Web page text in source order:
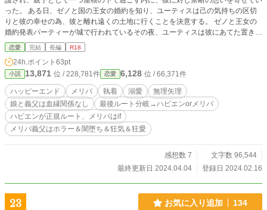
った。 ある日、ゼノと国の王女の婚約を知り、ユーティスは己の気持ちの区切
りと彼の幸せの為、彼と離れ遠くの土地に行くことを決意する。 ゼノと王女の
婚約発表パーティーが城で行われているその夜、ユーティスは彼にあてた置き手
紙を書き、黙って家を出ようとするが―― ――これは、禁断の愛を持ってしま
い苦悩する娘と、彼女に異様な執着を見せる義父、そして二人のその後の物語。
※義父と娘の血は一切繋がっていませんが、苦手な方はご注意下さいませ。 ※R
18シーンにはタイトルの後ろに『＊』を付けています。 ※最後のお話にルート
分岐があります。ハッピーエンドルートとメリーバッドエンドルート。メリバル
ートは一番最後に載せますので、不快に感じた方はすぐに回れ右をお願いしま
す。 ※他小説サイト様で短編で載せていたものを加筆修正し、まとめたものに
なります。
恋愛 完結 長編 R18
24h.ポイント 63pt
小説 13,871 位 / 228,781件 恋愛 6,128 位 / 66,371件
ハッピーエンド メリバ 執着 溺愛
無理矢理
娘と義父は血縁関係なし
最後ルート分岐→ハピエンorメリバ
ハピエンが正規ルート、メリバはif
メリバ義父はホラー＆闇堕ち＆狂気＆狂愛
感想数 7
文字数 96,544
最終更新日 2024.04.04
登録日 2024.02.16
23 お気に入り追加 134